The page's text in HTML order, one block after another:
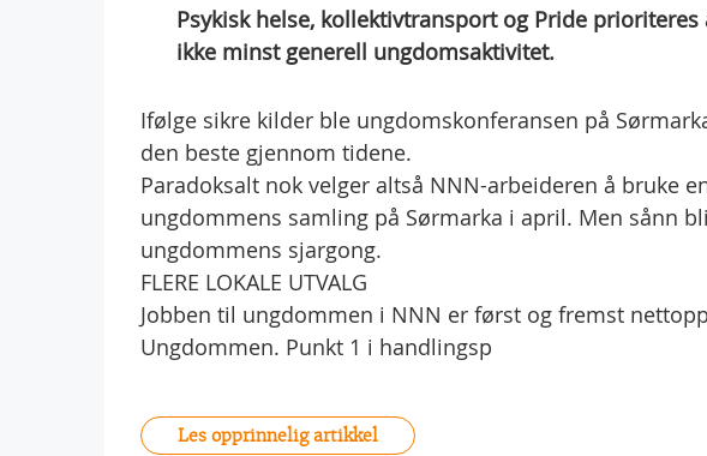
Psykisk helse, kollektivtransport og Pride
ikke minst generell ungdomsaktivitet.
Ifølge sikre kilder ble ungdomskonferansen på
den beste gjennom tidene.
Paradoksalt nok velger altså NNN-arbeideren å bruke
ungdommens samling på Sørmarka i april. Men sånn
ungdommens sjargong.
FLERE LOKALE UTVALG
Jobben til ungdommen i NNN er først og fremst
Ungdommen. Punkt 1 i handlingsp
Les opprinnelig artikkel